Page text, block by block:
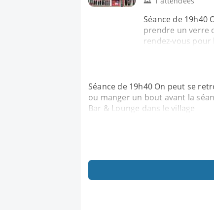
Séance de
prendre un verre
rendez-vous pour
Séance de 19h40 On peut se
ou manger un bout avant la
Bar & Lounge dans le village